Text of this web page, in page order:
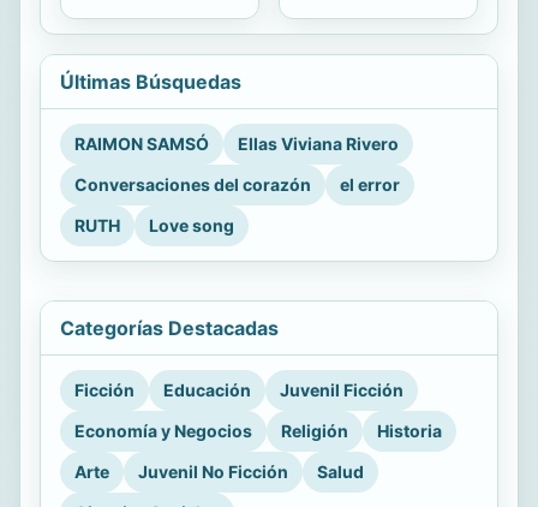
Últimas Búsquedas
RAIMON SAMSÓ
Ellas Viviana Rivero
Conversaciones del corazón
el error
RUTH
Love song
Categorías Destacadas
Ficción Educación
Juvenil Ficción
Economía y Negocios
Religión
Historia
Arte
Juvenil No Ficción
Salud